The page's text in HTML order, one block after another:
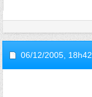
06/12/2005, 18h42